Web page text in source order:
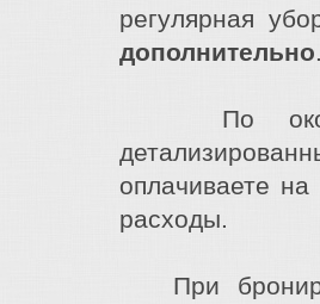
регулярная
дополнительно
По
оплачиваете
расходы.
При